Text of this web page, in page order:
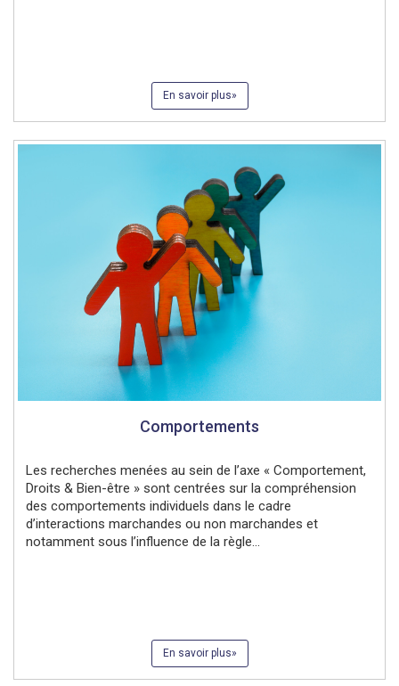
En savoir plus
Comportements
Les recherches menées au sein de l’axe « Comportement,
Droits & Bien-être » sont centrées sur la compréhension
des comportements individuels dans le cadre
d’interactions marchandes ou non marchandes et
notamment sous l’influence de la règle...
En savoir plus